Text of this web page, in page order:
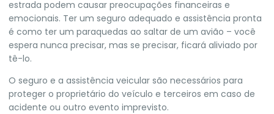
estrada podem causar preocupações financeiras e
emocionais. Ter um seguro adequado e assistência pronta
é como ter um paraquedas ao saltar de um avião – você
espera nunca precisar, mas se precisar, ficará aliviado por
tê-lo.
O seguro e a assistência veicular são necessários para
proteger o proprietário do veículo e terceiros em caso de
acidente ou outro evento imprevisto.